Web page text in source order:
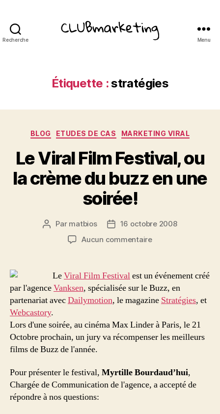
Recherche Menu
Étiquette :stratégies
Catégories
BLOG ETUDES DE CAS MARKETING VIRAL
Le Viral Film Festival, ou
la crème du buzz en une
soirée!
Auteur
l’article
Par matbios
Date16 octobre 2008
Aucun commentairesur
Film
ou
la
du
buzz
soirée!
LeViral Film Festivalest un événement créé
par l'agenceVanksen, spécialisée sur le Buzz, en
partenariat avecDailymotion, le magazine Stratégies, et
Webcastory.
Lors d'une soirée, au cinéma Max Linder à Paris, le 21
Octobre prochain, un jury va récompenser les meilleurs
films de Buzz de l'année.
Pour présenter le festival, Myrtille Bourdaud’hui,
Chargée de Communication de l'agence, a accepté de
répondre à nos questions: